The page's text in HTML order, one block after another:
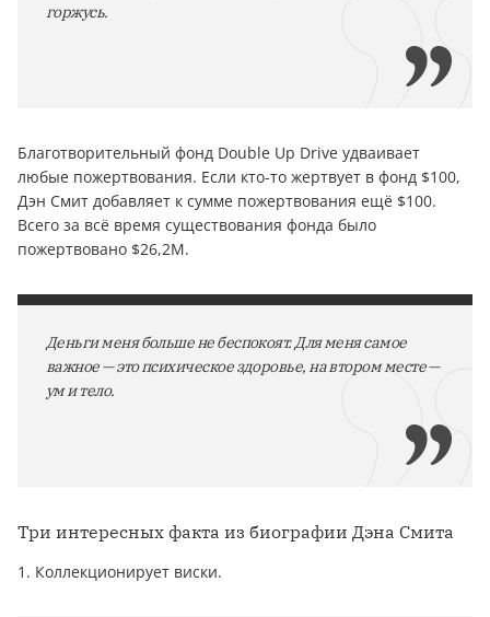
горжусь.
Благотворительный фонд Double Up Drive удваивает
любые пожертвования. Если кто-то жертвует в фонд $100,
Дэн Смит добавляет к сумме пожертвования ещё $100.
Всего за всё время существования фонда было
пожертвовано $26,2M.
Деньги меня больше не беспокоят. Для меня самое
важное — это психическое здоровье, на втором месте —
ум и тело.
Три интересных факта из биографии Дэна Смита
1. Коллекционирует виски.